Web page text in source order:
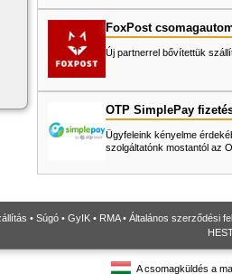
FoxPost
Új partnerrel bővítettük
OTP SimplePay
Ügyfeleink kényelme
szolgáltatónk mostantól az
• Súgó • GyIK • RMA• Általános szerződési
A csomagküldés a